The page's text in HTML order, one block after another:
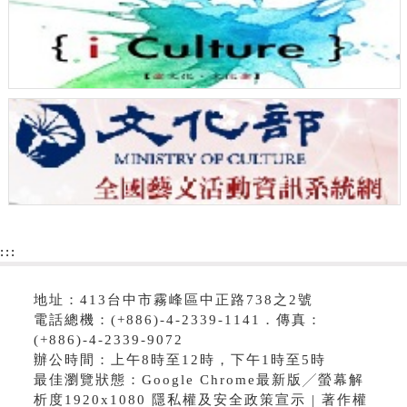
:::
地址：413台中市霧峰區中正路738之2號
電話總機：(+886)-4-2339-1141．傳真：
(+886)-4-2339-9072
辦公時間：上午8時至12時，下午1時至5時
最佳瀏覽狀態：Google Chrome最新版╱螢幕解
析度1920x1080 隱私權及安全政策宣示 | 著作權